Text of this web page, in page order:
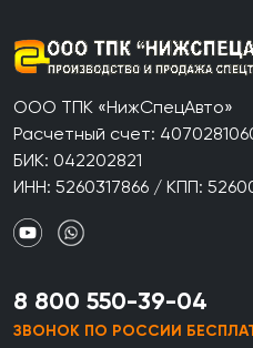
ООО ТПК «НижСпецАвто»
Расчетный счет:
БИК: 042202821
ИНН: 5260317866 / КПП:
8 800 550-39-04
ЗВОНОК ПО РОССИИ